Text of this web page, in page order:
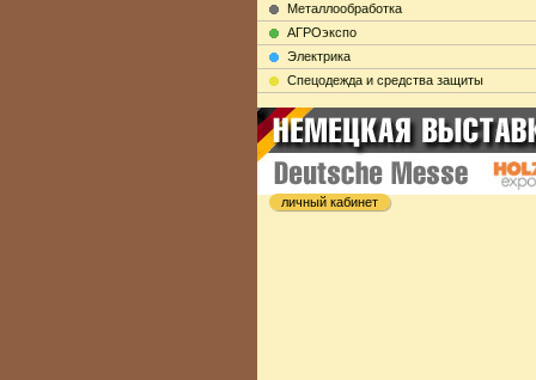
Металлообработка
АГРОэкспо
Электрика
Cпецодежда и средства защиты
личный кабинет